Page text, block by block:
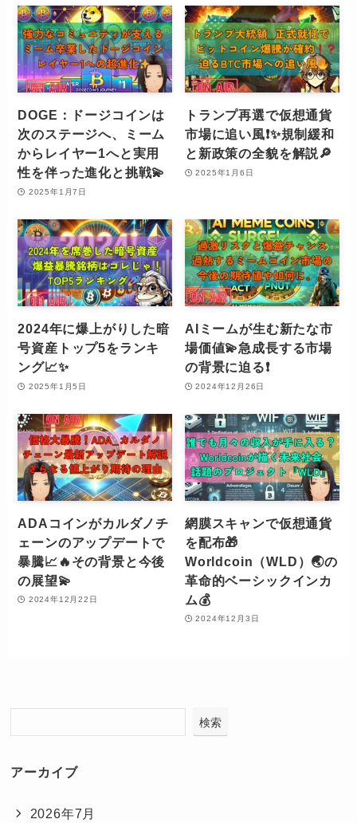
DOGE：ドージコインは
次のステージへ、ミーム
からレイヤー1へと実用
性を伴った進化と挑戦💫
2025年1月7日
トランプ再選で仮想通貨
市場に追い風❗️✨規制緩和
と新政策の全貌を解説🔎
2025年1月6日
2024年に爆上がりした暗
号資産トップ5をランキ
ング📈✨
2025年1月5日
AIミームが生む新たな市
場価値💫急成長する市場
の背景に迫る❗️
2024年12月26日
ADAコインがカルダノチ
ェーンのアップデートで
暴騰📈🔥その背景と今後
の展望💫
2024年12月22日
網膜スキャンで仮想通貨
を配布🎁
Worldcoin（WLD）🌏の
革命的ベーシックインカ
ム💰
2024年12月3日
検索
アーカイブ
2026年7月